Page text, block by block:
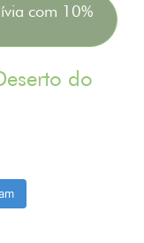
com 10%
do